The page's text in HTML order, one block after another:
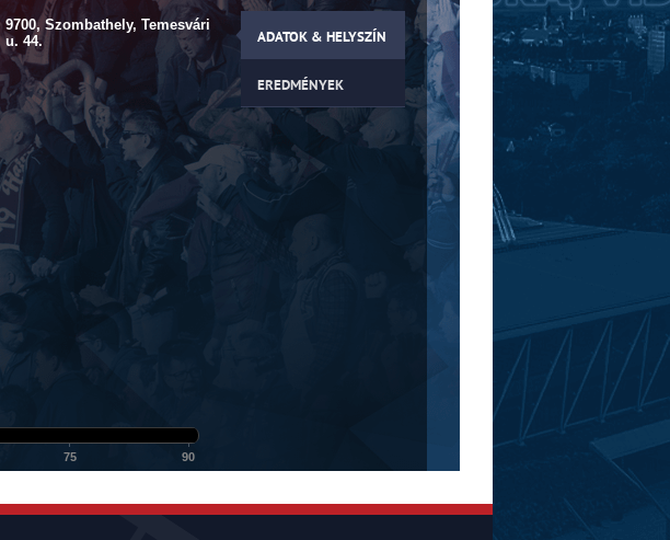
9700, Szombathely, Temesvári
u. 44.
75 90
ADATOK & HELYSZÍN
EREDMÉNYEK